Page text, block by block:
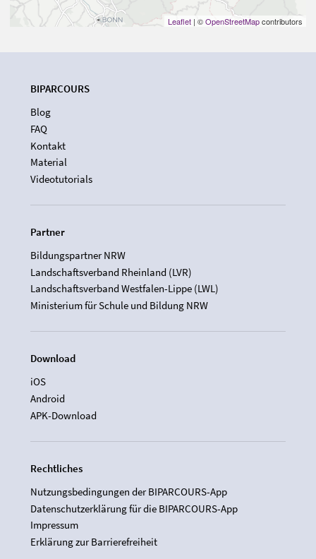
Leaflet | ©OpenStreetMapcontributors
BIPARCOURS
Blog
FAQ
Kontakt
Material
Videotutorials
Partner
Bildungspartner NRW
Landschaftsverband Rheinland (LVR)
Landschaftsverband Westfalen-Lippe (LWL)
Ministerium für Schule und Bildung NRW
Download
iOS
Android
APK-Download
Rechtliches
Nutzungsbedingungen der BIPARCOURS-App
Datenschutzerklärung für die BIPARCOURS-App
Impressum
Erklärung zur Barrierefreiheit